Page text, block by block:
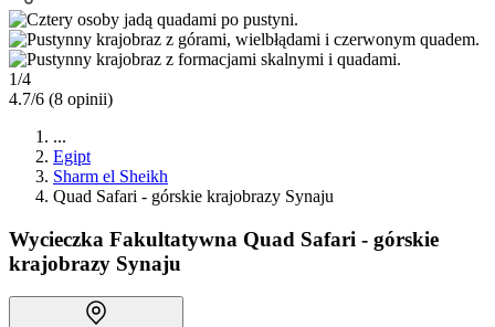
1/4
4.7/6 (8 opinii)
...
Egipt
Sharm el Sheikh
Quad Safari - górskie krajobrazy Synaju
Wycieczka Fakultatywna Quad Safari - górskie
krajobrazy Synaju